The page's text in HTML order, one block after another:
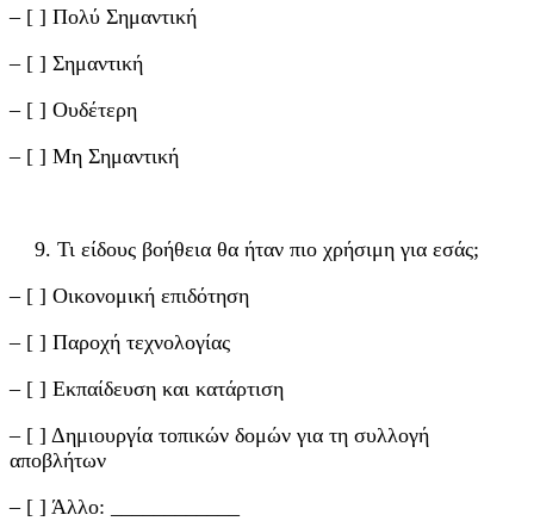
– [ ] Πολύ Σημαντική
– [ ] Σημαντική
– [ ] Ουδέτερη
– [ ] Μη Σημαντική
Τι είδους βοήθεια θα ήταν πιο χρήσιμη για εσάς;
– [ ] Οικονομική επιδότηση
– [ ] Παροχή τεχνολογίας
– [ ] Εκπαίδευση και κατάρτιση
– [ ] Δημιουργία τοπικών δομών για τη συλλογή
αποβλήτων
– [ ] Άλλο: ____________